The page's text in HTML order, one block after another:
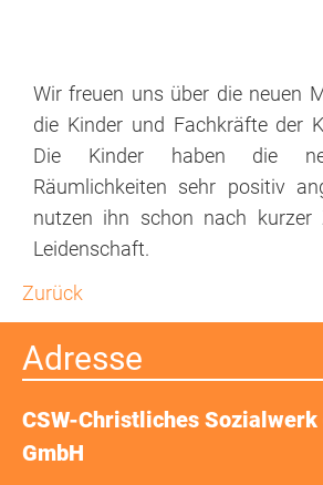
Stellenangebote
Freiwilligendienst
Praktika
Ehrenamt
Aktuelles
Wir freuen uns über die neuen
die Kinder und Fachkräfte der
Die Kinder haben die
Räumlichkeiten sehr positiv
nutzen ihn schon nach
Leidenschaft.
Zurück
Adresse
CSW-Christliches
GmbH